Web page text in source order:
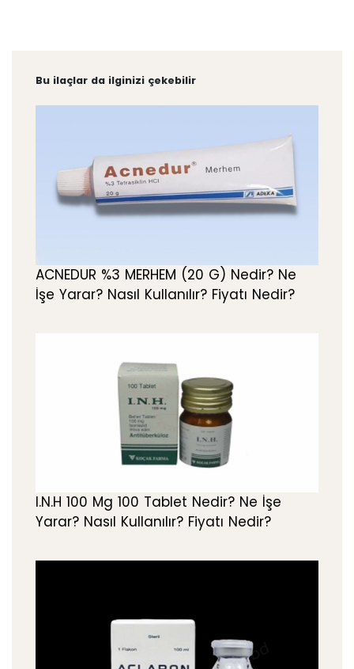
Bu ilaçlar da ilginizi çekebilir
ACNEDUR %3 MERHEM (20 G) Nedir? Ne
İşe Yarar? Nasıl Kullanılır? Fiyatı Nedir?
I.N.H 100 Mg 100 Tablet Nedir? Ne İşe
Yarar? Nasıl Kullanılır? Fiyatı Nedir?